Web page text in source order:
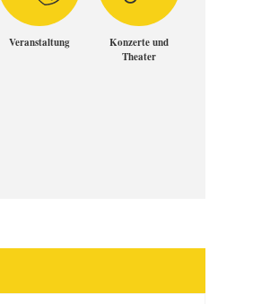
Veranstaltung
Konzerte und
Theater